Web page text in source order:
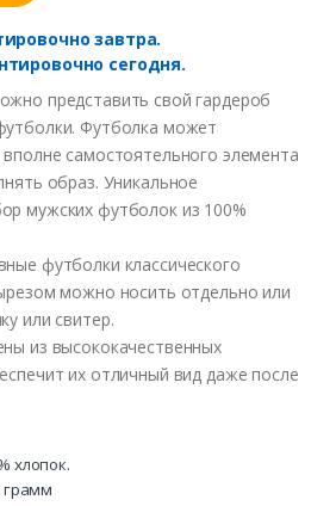
завтра.
сегодня.
представить свой гардероб
Футболка может
самостоятельного элемента
образ. Уникальное
мужских футболок из 100%
футболки классического
можно носить отдельно или
или свитер.
из высококачественных
их отличный вид даже после
хлопок.
грамм